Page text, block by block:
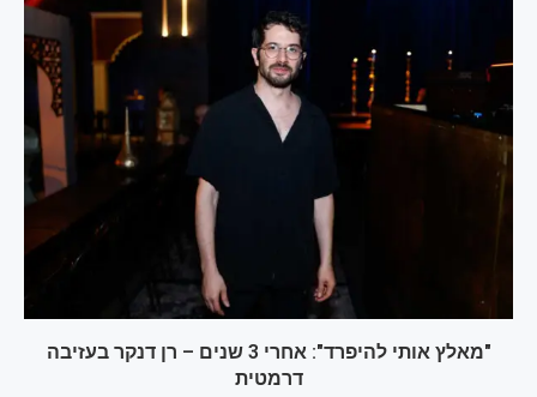
"מאלץ אותי להיפרד": אחרי 3 שנים – רן דנקר בעזיבה
דרמטית